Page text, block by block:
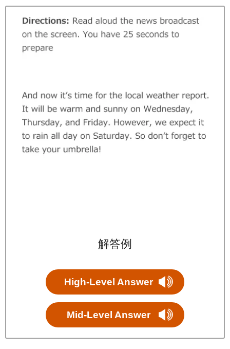
解答例
High-Level Answer
Mid-Level Answer